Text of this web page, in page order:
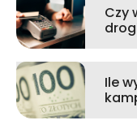
Czy
Ile